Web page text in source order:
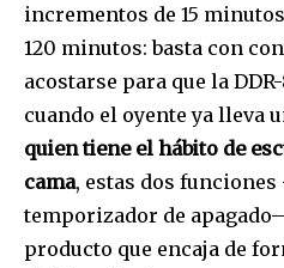
incrementos de 15
120 minutos: basta con
acostarse para que la
cuando el oyente ya lleva
quien tiene el hábito de
cama, estas dos
temporizador de
producto que encaja de